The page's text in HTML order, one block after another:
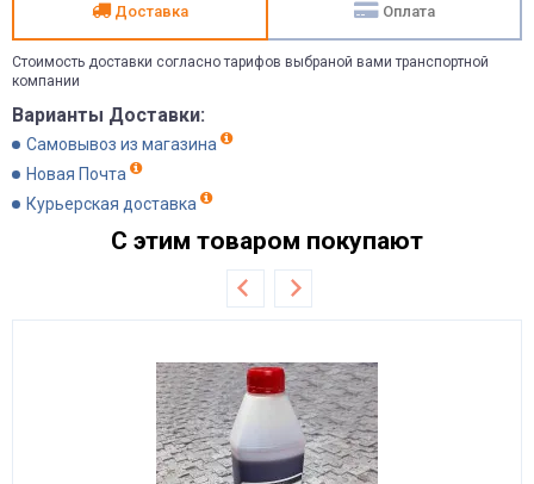
Доставка Оплата
Стоимость доставки согласно тарифов выбраной вами транспортной
компании
Варианты Доставки:
Самовывоз из магазина
Новая Почта
Курьерская доставка
С этим товаром покупают